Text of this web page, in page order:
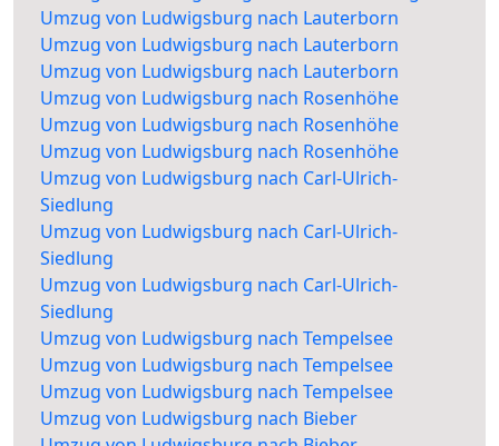
Umzug von Ludwigsburg nach Lauterborn
Umzug von Ludwigsburg nach Lauterborn
Umzug von Ludwigsburg nach Lauterborn
Umzug von Ludwigsburg nach Rosenhöhe
Umzug von Ludwigsburg nach Rosenhöhe
Umzug von Ludwigsburg nach Rosenhöhe
Umzug von Ludwigsburg nach Carl-Ulrich-
Siedlung
Umzug von Ludwigsburg nach Carl-Ulrich-
Siedlung
Umzug von Ludwigsburg nach Carl-Ulrich-
Siedlung
Umzug von Ludwigsburg nach Tempelsee
Umzug von Ludwigsburg nach Tempelsee
Umzug von Ludwigsburg nach Tempelsee
Umzug von Ludwigsburg nach Bieber